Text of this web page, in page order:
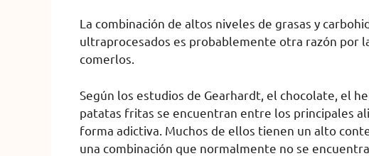
La combinación de altos niveles de grasas y
ultraprocesados ​​es probablemente otra razón por
comerlos.
Según los estudios de Gearhardt, el chocolate, el
patatas fritas se encuentran entre los principales
forma adictiva. Muchos de ellos tienen un alto
una combinación que normalmente no se